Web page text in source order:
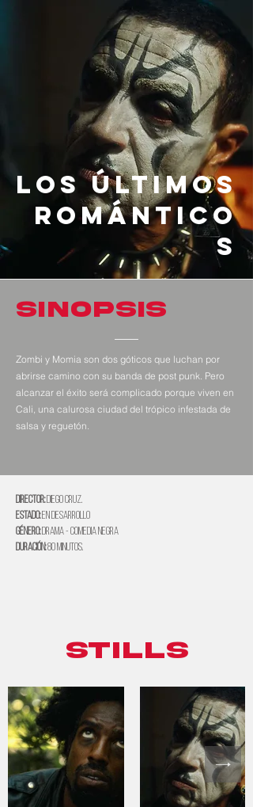
LOS ÚLTIMOS
ROMÁNTICO
S
SINOPSIS
Zombi y Momia son dos góticos que luchan por
abrirse camino con su banda de post punk. Pero
alcanzar el éxito será complicado porque viven en
Cali, una calurosa ciudad del trópico infestada de
salsa y reguetón.
Director:Diego Cruz.
Estado:En desarrollo
Género:DRAMA - COMEDIA NEGRA
Duración:80 minutos.
STILLS